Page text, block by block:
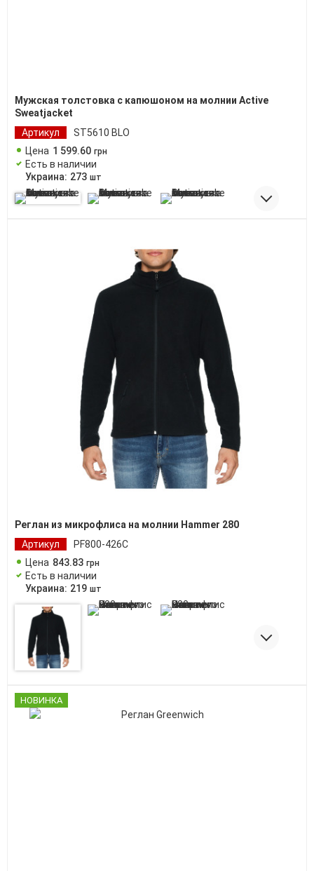
Мужская толстовка с капюшоном на молнии Active
Sweatjacket
Артикул
ST5610 BLO
Цена 1 599.60 грн
Есть в наличии
Украина: 273 шт
Реглан из микрофлиса на молнии Hammer 280
Артикул
PF800-426C
Цена 843.83 грн
Есть в наличии
Украина: 219 шт
НОВИНКА